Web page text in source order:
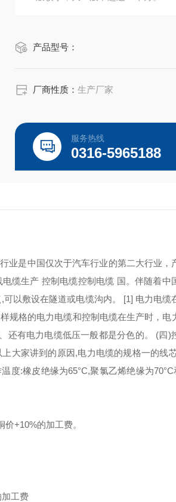
产品型号：
厂商性质：生产厂家
服务热线
0316-5965188
业是中国仅次于汽车行业的第二大行业，
缆生产 控制电缆控制电缆 国。伴随着中
以敷设在隧道或电缆沟内。 [1] 电力电缆
规格的电力电缆和控制电缆在生产时，电
还有电力电缆低压一般都是分色的。 (四)
大家讲到的原因,电力电缆的规格一的线
度:橡皮绝缘为65°C,聚氯乙烯绝缘为70°C
+10%的加工费。
工费